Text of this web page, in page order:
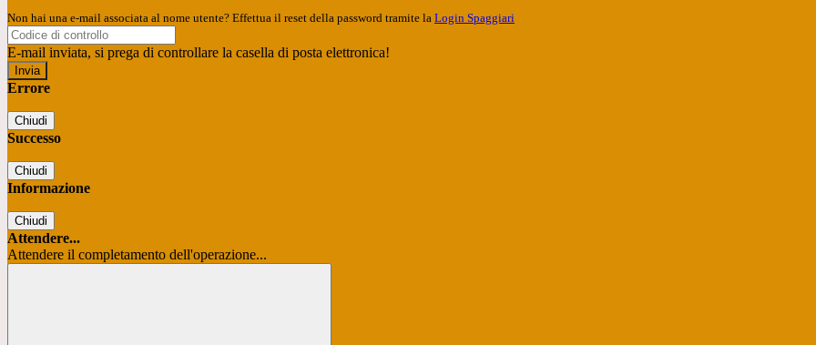
Non hai una e-mail associata al nome utente? Effettua il reset della password tramite la Login Spaggiari
E-mail inviata, si prega di controllare la casella di posta elettronica!
Errore
Chiudi
Successo
Chiudi
Informazione
Chiudi
Attendere...
Attendere il completamento dell'operazione...